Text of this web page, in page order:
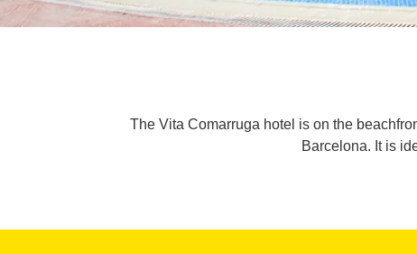
The Vita Comarruga hotel is on the
Barcelona. It is